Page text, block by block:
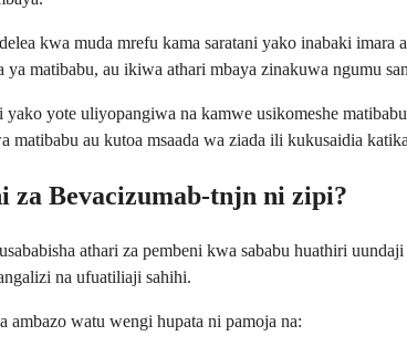
kwa muda mrefu kama saratani yako inabaki
ya matibabu, au ikiwa athari mbaya zinakuwa ngumu
yote uliyopangiwa na kamwe usikomeshe
matibabu au kutoa msaada wa ziada ili kukusaidia
za Bevacizumab-tnjn ni zipi?
athari za pembeni kwa sababu huathiri
na ufuatiliaji sahihi.
ambazo watu wengi hupata ni pamoja na: